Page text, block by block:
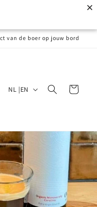
×
van de boer op jouw bord
NL |EN Winkelwagen